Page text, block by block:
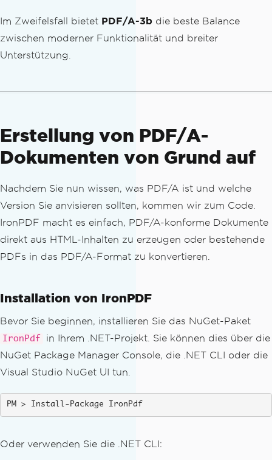
Im Zweifelsfall bietet PDF/A-3b die beste Balance
zwischen moderner Funktionalität und breiter
Unterstützung.
Erstellung von PDF/A-
Dokumenten von Grund auf
Nachdem Sie nun wissen, was PDF/A ist und welche
Version Sie anvisieren sollten, kommen wir zum Code.
IronPDF macht es einfach, PDF/A-konforme Dokumente
direkt aus HTML-Inhalten zu erzeugen oder bestehende
PDFs in das PDF/A-Format zu konvertieren.
Installation von IronPDF
Bevor Sie beginnen, installieren Sie das NuGet-Paket
IronPdf
in Ihrem .NET-Projekt. Sie können dies über die
NuGet Package Manager Console, die .NET CLI oder die
Visual Studio NuGet UI tun.
Install-Package IronPdf
Oder verwenden Sie die .NET CLI: